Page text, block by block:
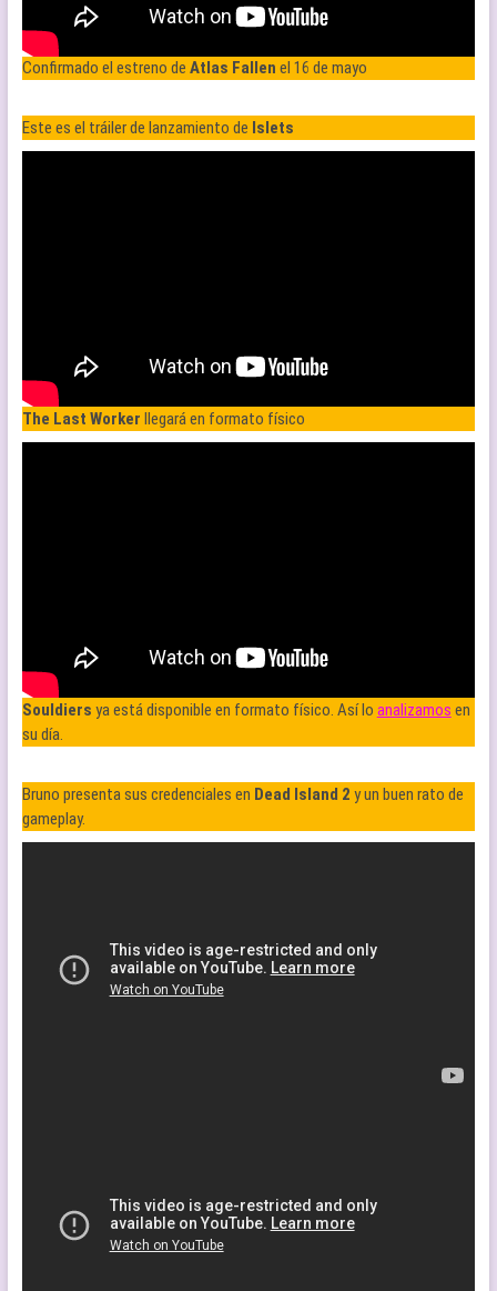
Confirmado el estreno de Atlas Fallen el 16 de mayo
Este es el tráiler de lanzamiento de Islets
The Last Worker llegará en formato físico
Souldiers ya está disponible en formato físico. Así lo analizamos en
su día.
Bruno presenta sus credenciales en Dead Island 2 y un buen rato de
gameplay.